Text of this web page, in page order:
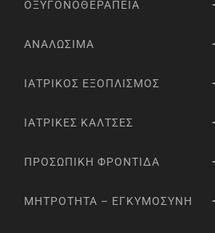
ΟΞΥΓΟΝΟΘΕΡΑΠΕΊΑ
ΑΝΑΛΏΣΙΜΑ
ΙΑΤΡΙΚΌΣ ΕΞΟΠΛΙΣΜΌΣ
ΙΑΤΡΙΚΈΣ ΚΆΛΤΣΕΣ
ΠΡΟΣΩΠΙΚΉ ΦΡΟΝΤΊΔΑ
ΜΗΤΡΌΤΗΤΑ – ΕΓΚΥΜΟΣΎΝΗ